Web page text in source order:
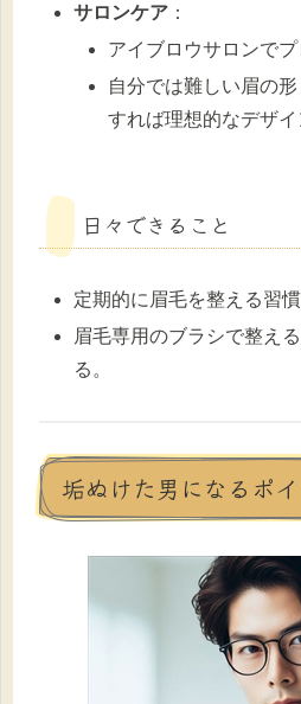
サロンケア ：
アイブロウサロンでプ
自分では難しい眉の
すれば理想的なデザイ
日々できること
定期的に眉毛を整える習慣
眉毛専用のブラシで整え
る。
垢ぬけた男になるポ